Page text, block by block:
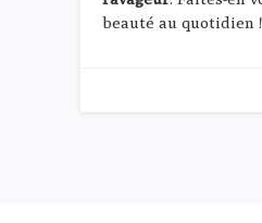
beauté au quotidien !